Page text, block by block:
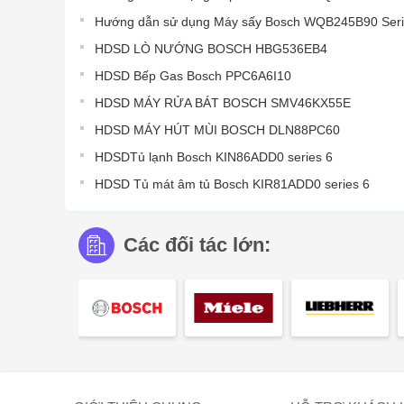
Hướng dẫn sử dụng Máy sấy Bosch WQB245B90
HDSD LÒ NƯỚNG BOSCH HBG536EB4
HDSD Bếp Gas Bosch PPC6A6I10
HDSD MÁY RỬA BÁT BOSCH SMV46KX55E
HDSD MÁY HÚT MÙI BOSCH DLN88PC60
HDSDTủ lạnh Bosch KIN86ADD0 series 6
HDSD Tủ mát âm tủ Bosch KIR81ADD0 series 6
Các đối tác lớn: